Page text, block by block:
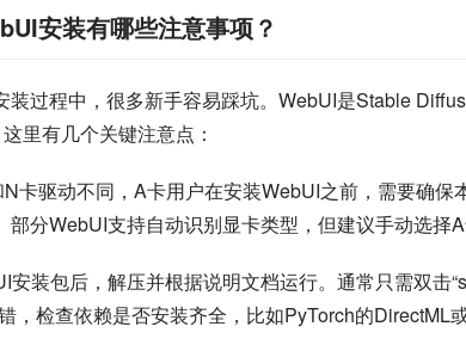
安装有哪些注意事项？
装过程中，很多新手容易踩坑。WebUI是Stable
里有几个关键注意点：
卡驱动不同，A卡用户在安装WebUI之前，需要确保
分WebUI支持自动识别显卡类型，但建议手动选择A
安装包后，解压并根据说明文档运行。通常只需双击
，检查依赖是否安装齐全，比如PyTorch的DirectML